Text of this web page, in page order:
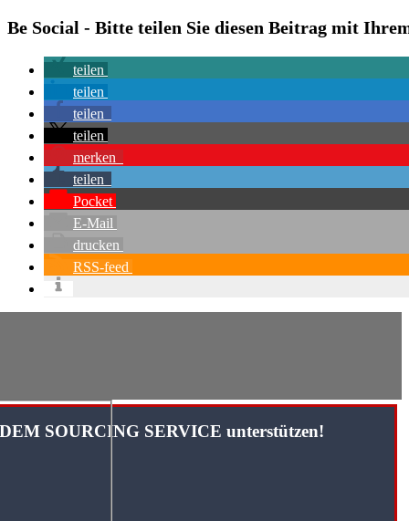
Be Social - Bitte teilen Sie diesen Beitrag mit
teilen
teilen
teilen
teilen
merken
teilen
Pocket
E-Mail
drucken
RSS-feed
SOURCING SERVICE unterstützen!